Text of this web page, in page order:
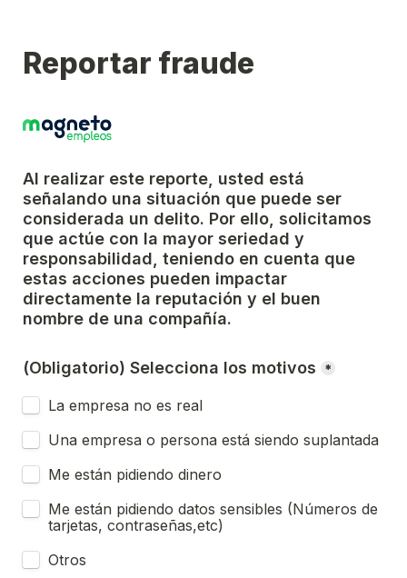
Reportar fraude
Al realizar este reporte, usted está
señalando una situación que puede ser
considerada un delito. Por ello, solicitamos
que actúe con la mayor seriedad y
responsabilidad, teniendo en cuenta que
estas acciones pueden impactar
directamente la reputación y el buen
nombre de una compañía.
(Obligatorio) Selecciona los motivos *
La empresa no es real
Una empresa o persona está siendo suplantada
Me están pidiendo dinero
Me están pidiendo datos sensibles (Números de
tarjetas, contraseñas,etc)
Otros